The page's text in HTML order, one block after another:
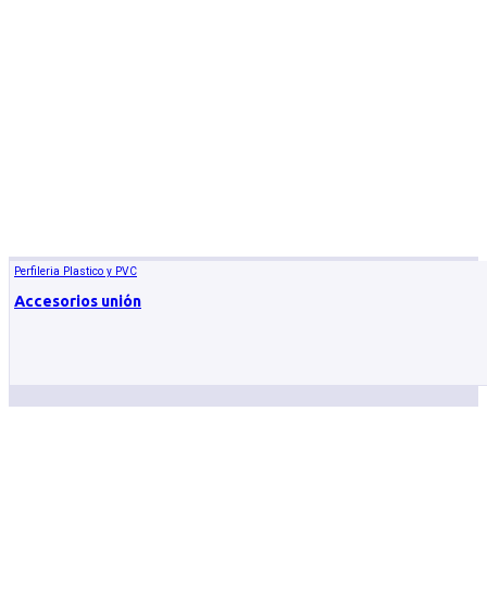
Perfileria Plastico y PVC
Accesorios unión